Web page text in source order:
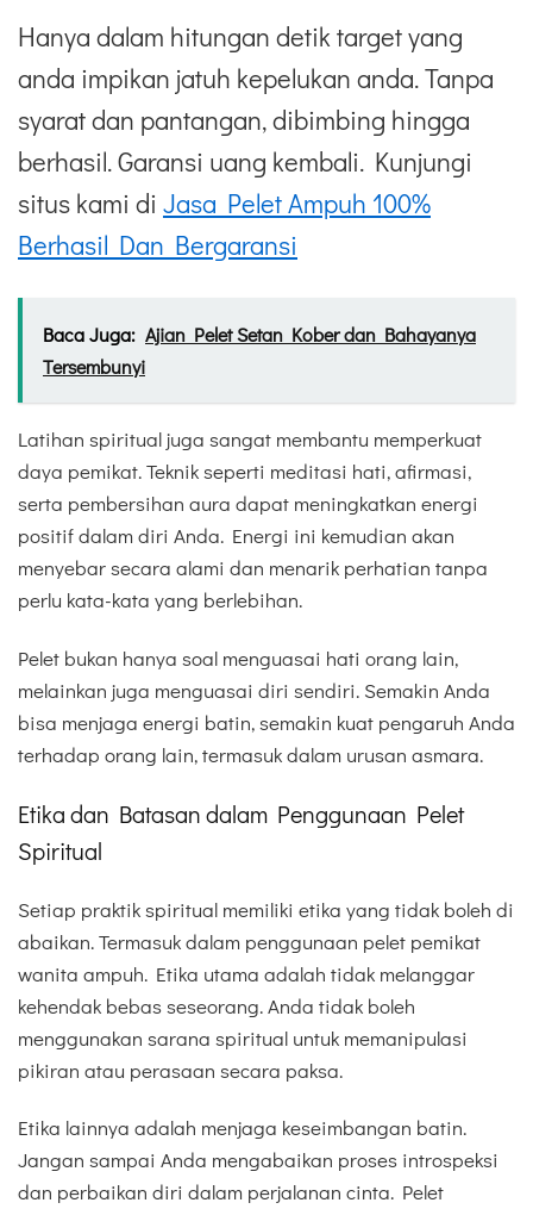
Hanya dalam hitungan detik target yang
anda impikan jatuh kepelukan anda. Tanpa
syarat dan pantangan, dibimbing hingga
berhasil. Garansi uang kembali. Kunjungi
situs kami di Jasa Pelet Ampuh 100%
Berhasil Dan Bergaransi
Baca Juga: Ajian Pelet Setan Kober dan Bahayanya
Tersembunyi
Latihan spiritual juga sangat membantu memperkuat
daya pemikat. Teknik seperti meditasi hati, afirmasi,
serta pembersihan aura dapat meningkatkan energi
positif dalam diri Anda. Energi ini kemudian akan
menyebar secara alami dan menarik perhatian tanpa
perlu kata-kata yang berlebihan.
Pelet bukan hanya soal menguasai hati orang lain,
melainkan juga menguasai diri sendiri. Semakin Anda
bisa menjaga energi batin, semakin kuat pengaruh Anda
terhadap orang lain, termasuk dalam urusan asmara.
Etika dan Batasan dalam Penggunaan Pelet
Spiritual
Setiap praktik spiritual memiliki etika yang tidak boleh di
abaikan. Termasuk dalam penggunaan pelet pemikat
wanita ampuh. Etika utama adalah tidak melanggar
kehendak bebas seseorang. Anda tidak boleh
menggunakan sarana spiritual untuk memanipulasi
pikiran atau perasaan secara paksa.
Etika lainnya adalah menjaga keseimbangan batin.
Jangan sampai Anda mengabaikan proses introspeksi
dan perbaikan diri dalam perjalanan cinta. Pelet